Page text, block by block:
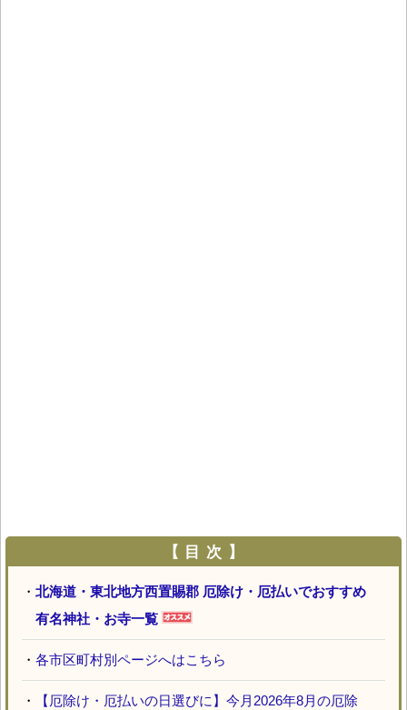
【 目 次 】
・ 北海道・東北地方西置賜郡 厄除け・厄払いでおすすめ
有名神社・お寺一覧
・ 各市区町村別ページへはこちら
・
【厄除け・厄払いの日選びに】今月2026年8月の厄除